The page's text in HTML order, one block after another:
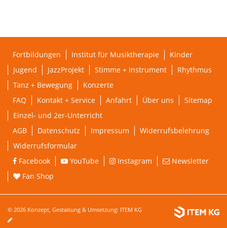
Fortbildungen Institut für Musiktherapie
Kinder
Jugend
JazzProjekt Stimme + Instrument
Rhythmus
Tanz + Bewegung
Konzerte
FAQ
Kontakt + Service Anfahrt Über uns
Sitemap
Einzel- und 2er-Unterricht
AGB
Datenschutz Impressum
Widerrufsbelehrung
Widerrufsformular
Facebook
YouTube Instagram
Newsletter
Fan Shop
© 2026 Konzept, Gestaltung & Umsetzung: ITEM KG